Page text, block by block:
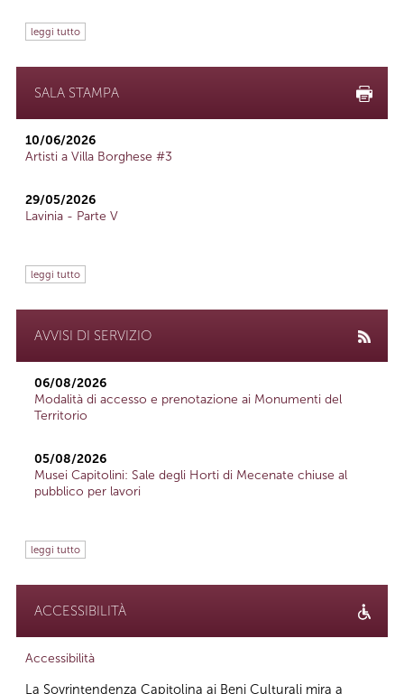
leggi tutto
SALA STAMPA
10/06/2026
Artisti a Villa Borghese #3
29/05/2026
Lavinia - Parte V
leggi tutto
AVVISI DI SERVIZIO
06/08/2026
Modalità di accesso e prenotazione ai Monumenti del
Territorio
05/08/2026
Musei Capitolini: Sale degli Horti di Mecenate chiuse al
pubblico per lavori
leggi tutto
ACCESSIBILITÀ
Accessibilità
La Sovrintendenza Capitolina ai Beni Culturali mira a